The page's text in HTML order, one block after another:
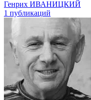
Генрих ИВАНИЦКИЙ
1 публикаций